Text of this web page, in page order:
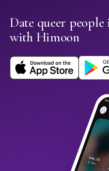
Date queer
with Himoon